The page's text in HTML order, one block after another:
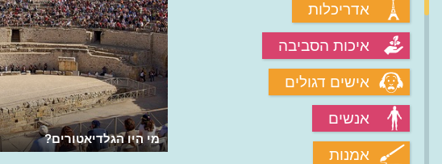
אדריכלות
איכות הסביבה
אישים דגולים
אנשים
אמנות
מי היו הגלדיאטורים?